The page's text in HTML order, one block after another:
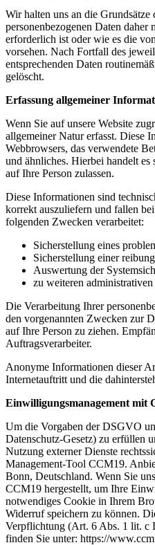
Wir halten uns an die
personenbezogenen Daten
erforderlich ist oder wie es die
vorsehen. Nach Fortfall des
entsprechenden Daten
gelöscht.
Erfassung allgemeiner
Wenn Sie auf unsere Website
allgemeiner Natur erfasst. Diese
Webbrowsers, das verwendete
und ähnliches. Hierbei handelt
auf Ihre Person zulassen.
Diese Informationen sind
korrekt auszuliefern und fallen
folgenden Zwecken verarbeitet:
Sicherstellung eines
Sicherstellung einer
Auswertung der
zu weiteren
Die Verarbeitung Ihrer
den vorgenannten Zwecken zur
auf Ihre Person zu ziehen.
Auftragsverarbeiter.
Anonyme Informationen dieser
Internetauftritt und die
Einwilligungsmanagement mit
Um die Vorgaben der DSGVO
Datenschutz-Gesetz) zu erfüllen
Nutzung externer Dienste
Management-Tool CCM19.
Bonn, Deutschland. Wenn Sie
CCM19 hergestellt, um Ihre
notwendiges Cookie in Ihrem
Widerruf speichern zu können.
Verpflichtung (Art. 6 Abs. 1 lit. c
finden Sie unter: https://